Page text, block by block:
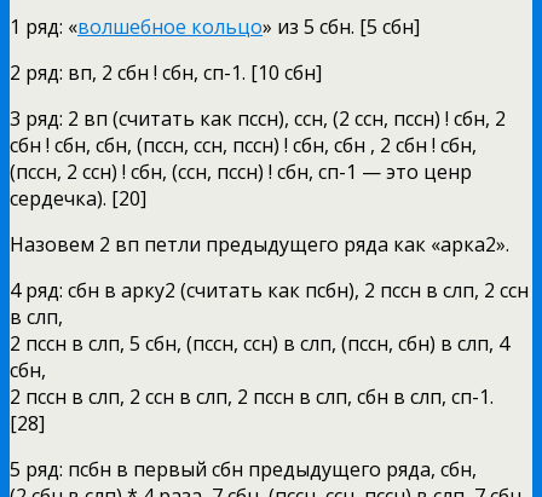
1 ряд: «волшебное кольцо» из 5 сбн. [5 сбн]
2 ряд: вп, 2 сбн ! сбн, сп-1. [10 сбн]
3 ряд: 2 вп (считать как пссн), ссн, (2 ссн, пссн) ! сбн, 2
сбн ! сбн, сбн, (пссн, ссн, пссн) ! сбн, сбн , 2 сбн ! сбн,
(пссн, 2 ссн) ! сбн, (ссн, пссн) ! сбн, сп-1 — это ценр
сердечка). [20]
Назовем 2 вп петли предыдущего ряда как «арка2».
4 ряд: сбн в арку2 (считать как псбн), 2 пссн в слп, 2 ссн
в слп,
2 пссн в слп, 5 сбн, (пссн, ссн) в слп, (пссн, сбн) в слп, 4
сбн,
2 пссн в слп, 2 ссн в слп, 2 пссн в слп, сбн в слп, сп-1.
[28]
5 ряд: псбн в первый сбн предыдущего ряда, сбн,